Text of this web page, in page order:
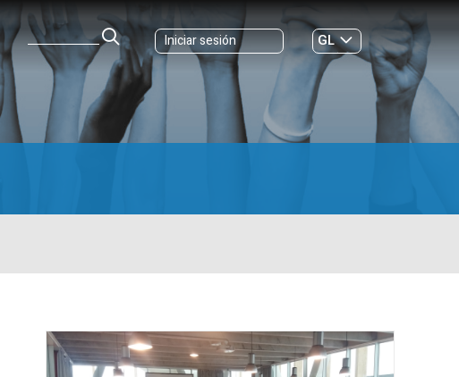
Iniciar sesión
GL
ES|